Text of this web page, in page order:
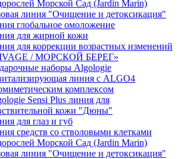
Морской Сад (Jardin Marin)
линия "Очищение и детоксикация"
глобальное омоложение
для жирной кожи
для коррекции возрастных изменений
/ МОРСКОЙ БЕРЕГ»
наборы Algologie
линия с ALGO4
комплексом
Sensi Plus линия для
кожи "Дюны"
для глаз и губ
средств со стволовыми клетками
Морской Сад (Jardin Marin)
линия "Очищение и детоксикация"